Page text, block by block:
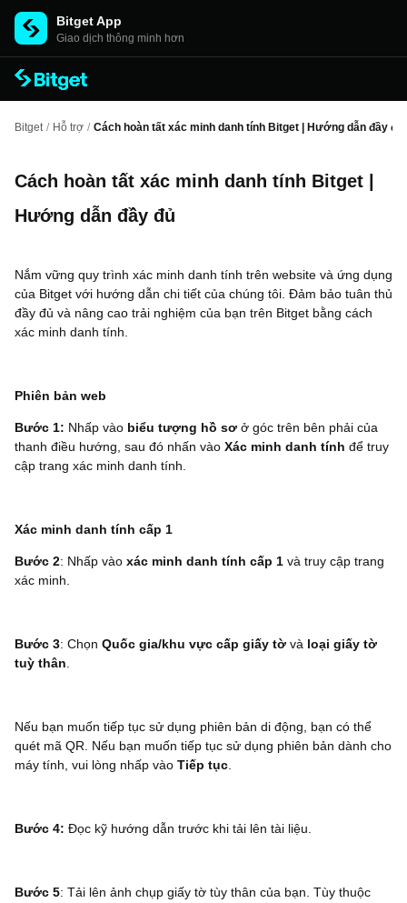
Bitget App
Giao dịch thông minh hơn
Bitget / Hỗ trợ / Cách hoàn tất xác minh danh tính Bitget | Hướng dẫn đầy đủ
Cách hoàn tất xác minh danh tính Bitget |
Hướng dẫn đầy đủ
Nắm vững quy trình xác minh danh tính trên website và ứng dụng
của Bitget với hướng dẫn chi tiết của chúng tôi. Đảm bảo tuân thủ
đầy đủ và nâng cao trải nghiệm của bạn trên Bitget bằng cách
xác minh danh tính.
Phiên bản web
Bước 1: Nhấp vào biểu tượng hồ sơ ở góc trên bên phải của
thanh điều hướng, sau đó nhấn vào Xác minh danh tính để truy
cập trang xác minh danh tính.
Xác minh danh tính cấp 1
Bước 2: Nhấp vào xác minh danh tính cấp 1 và truy cập trang
xác minh.
Bước 3: Chọn Quốc gia/khu vực cấp giấy tờ và loại giấy tờ
tuỳ thân
Nếu bạn muốn tiếp tục sử dụng phiên bản di động, bạn có thể
quét mã QR. Nếu bạn muốn tiếp tục sử dụng phiên bản dành cho
máy tính, vui lòng nhấp vào Tiếp tục
Bước 4: Đọc kỹ hướng dẫn trước khi tải lên tài liệu.
Bước 5: Tải lên ảnh chụp giấy tờ tùy thân của bạn. Tùy thuộc